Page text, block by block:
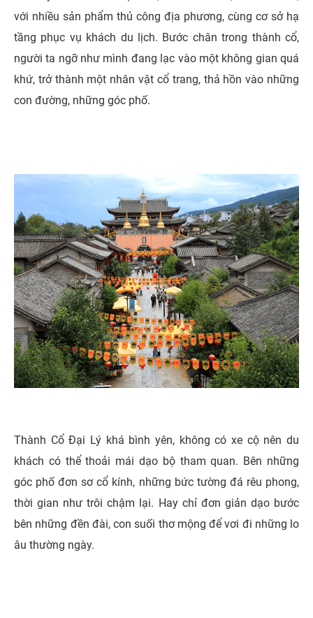
với nhiều sản phẩm thủ công địa phương, cùng cơ sở hạ
tầng phục vụ khách du lịch. Bước chân trong thành cổ,
người ta ngỡ như mình đang lạc vào một không gian quá
khứ, trở thành một nhân vật cổ trang, thả hồn vào những
con đường, những góc phố.
Thành Cổ Đại Lý khá bình yên, không có xe cộ nên du
khách có thể thoải mái dạo bộ tham quan. Bên những
góc phố đơn sơ cổ kính, những bức tường đá rêu phong,
thời gian như trôi chậm lại. Hay chỉ đơn giản dạo bước
bên những đền đài, con suối thơ mộng để vơi đi những lo
âu thường ngày.